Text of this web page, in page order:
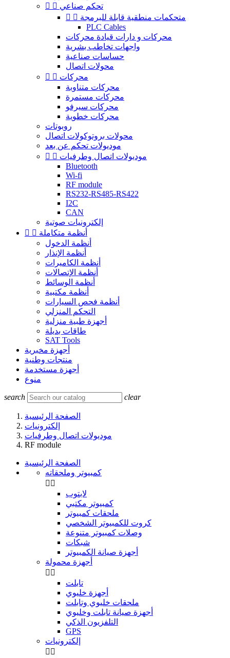
  تحكم صناعي
  متحكمات منطقية قابلة للبرمجة
PLC Cables
محركات و دارات قيادة محركات
واجهات تخاطب بشرية
حساسات صناعية
محولات اتصال
  محركات
محركات متناوبة
محركات مستمرة
محركات سيرفو
محركات خطوية
روبوتات
محولات بروتوكولات اتصال
موديولات تحكم عن بعد
  موديولات اتصال وطرفيات
Bluetooth
Wi-fi
RF module
RS232-RS485-RS422
I2C
CAN
إلكترونيات صوتية
  أنظمة متكاملة
أنظمة الدخول
أنظمة الإنذار
أنظمة الكاميرات
أنظمة الإتصالات
أنظمة الوسائط
أنظمة مكتبية
أنظمة فحص السيارات
التحكم المنزلي
أجهزة طبية منزلية
طاقات بديلة
SAT Tools
أجهزة مخبرية
منتجات وطنية
أجهزة مستخدمة
منوع
search clear
الصفحة الرئيسية
إلكترونيات
موديولات اتصال وطرفيات
RF module
الصفحة الرئيسية
كمبيوتر وملحقاته
 
لابتوب
كمبيوتر مكتبي
ملحقات كمبيوتر
كروت للكمبيوتر الشخصي
وصلات كمبيوتر متنوعة
شبكات
أجهزة صيانة الكمبيوتر
أجهزة محمولة
 
تابلت
أجهزة خليوي
ملحقات خليوي وتابلت
أجهزة صيانة تابلت وخليوي
التلفزيون الذكي
GPS
إلكترونيات
 